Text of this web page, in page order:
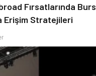
Fırsatlarında
Erişim Stratejileri